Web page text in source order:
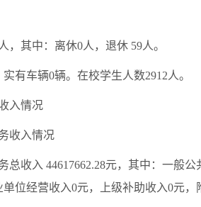
人，其中：离休0人，退休 59人。
实有车辆0辆。在校学生人数2912人。
入情况
收入情况
总收入 44617662.28元，其中：一般公
单位经营收入0元，上级补助收入0元，